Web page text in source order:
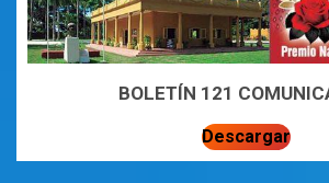
BOLETÍN 121
Descargar